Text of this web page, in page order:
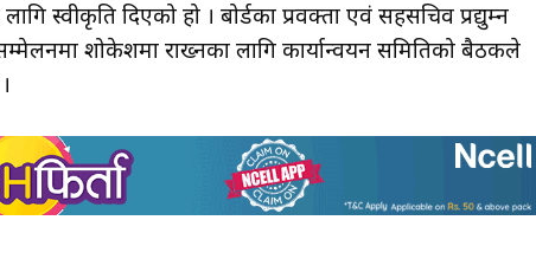
स्वीकृति दिएको हो । बोर्डका प्रवक्ता एवं सहसचिव प्रद्युम्न
शोकेशमा राख्नका लागि कार्यान्वयन समितिको बैठकले